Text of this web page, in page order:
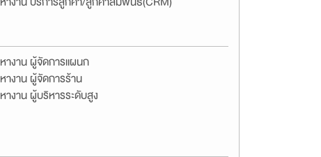
หางาน ผู้จัดการแผนก
หางาน ผู้จัดการร้าน
หางาน ผู้บริหารระดับสูง